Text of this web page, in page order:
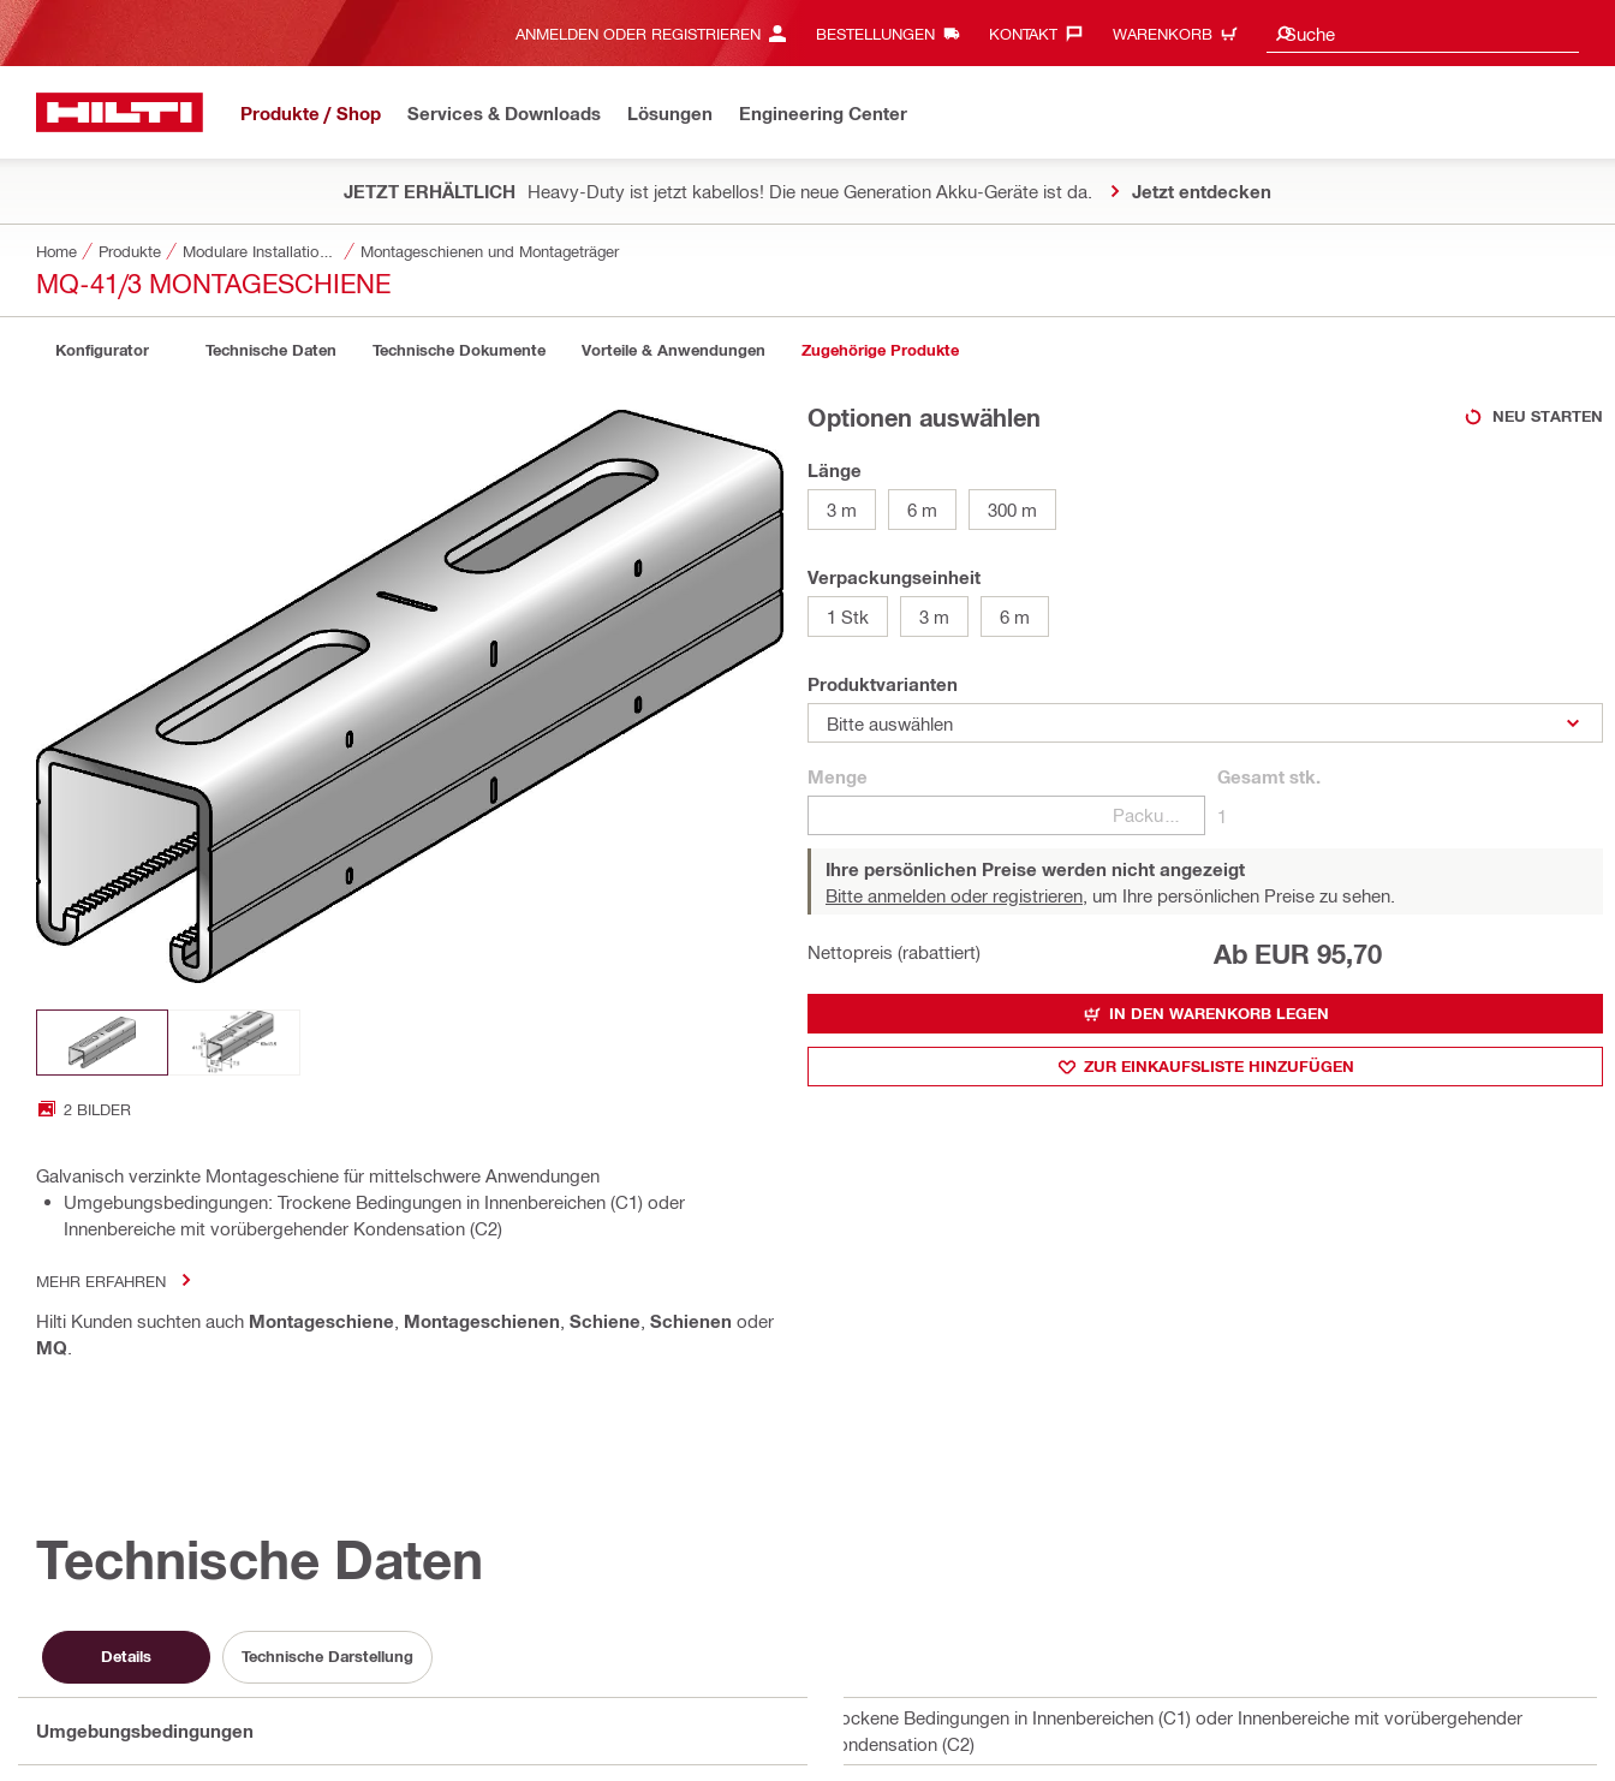
ANMELDEN ODER REGISTRIEREN BESTELLUNGEN KONTAKT‎ WARENKORB Suche
Suchvorschläge
Produkte / Shop Services & Downloads Lösungen Engineering Center
JETZT ERHÄLTLICH Heavy-Duty ist jetzt kabellos! Die neue Generation Akku-Geräte ist da. Jetzt entdecken
Home Produkte Montageschienen und Montageträger
MQ-41/3 MONTAGESCHIENE
Konfigurator Technische Daten Technische Dokumente Vorteile & Anwendungen Zugehörige Produkte
2 BILDER
Galvanisch verzinkte Montageschiene für mittelschwere Anwendungen
Umgebungsbedingungen: Trockene Bedingungen in Innenbereichen (C1) oder
Innenbereiche mit vorübergehender Kondensation (C2)
MEHR ERFAHREN
Hilti Kunden suchten auch Montageschiene Montageschienen Schiene Schienen oder
MQ
Optionen auswählen NEU STARTEN
Länge
3 m
6 m 300 m
Verpackungseinheit
1 Stk
3 m 6 m
Produktvarianten
Bitte auswählen
Menge
Gesamt stk.
1
Ihre persönlichen Preise werden nicht angezeigt
Bitte anmelden oder registrieren, um Ihre persönlichen Preise zu sehen.
Nettopreis (rabattiert) Ab EUR 95,70
IN DEN WARENKORB LEGEN
ZUR EINKAUFSLISTE HINZUFÜGEN
Technische Daten
Details Technische Darstellung
Umgebungsbedingungen
Trockene Bedingungen in Innenbereichen (C1) oder Innenbereiche mit vorübergehender
Kondensation (C2)